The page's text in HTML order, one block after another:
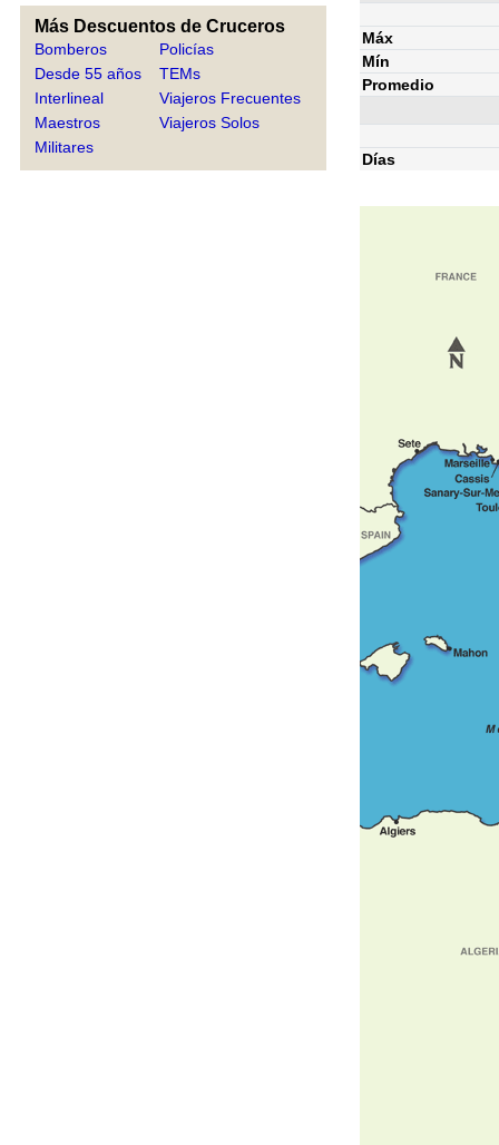
Más Descuentos de Cruceros
Bomberos
Desde 55 años
Interlineal
Maestros
Militares
Policías
TEMs
Viajeros Frecuentes
Viajeros Solos
Máx
Mín
Promedio
Días